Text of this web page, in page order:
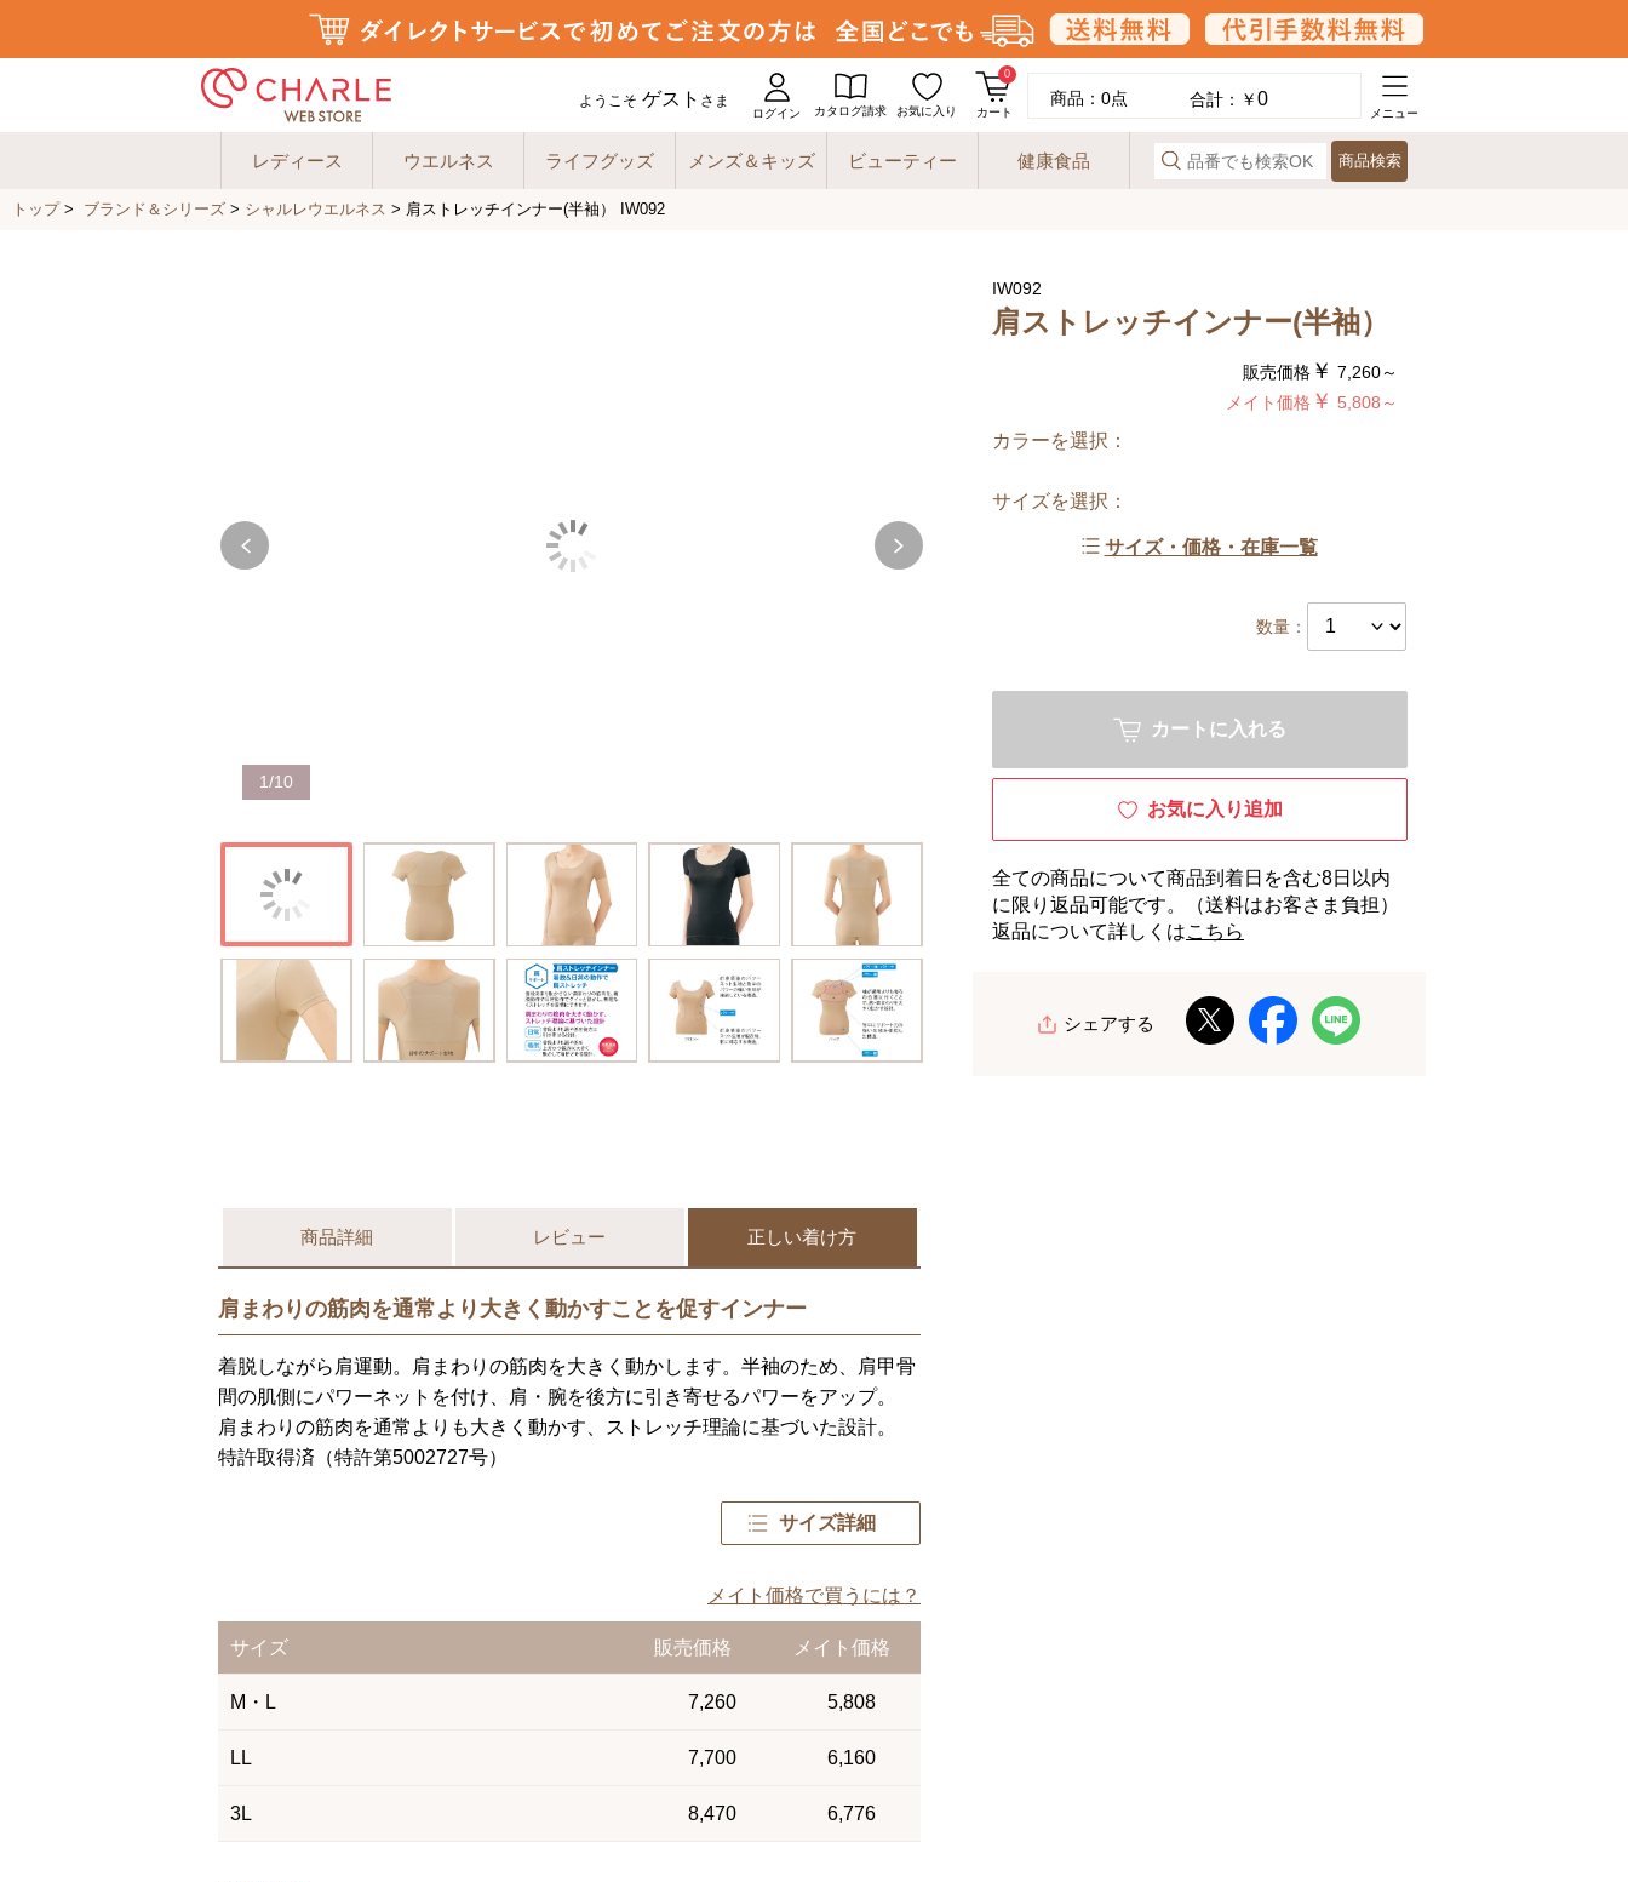
ようこそ ゲスト さま
ログイン カタログ請求 お気に入り
0
カート
商品： 0点 合計：￥0
メニュー
レディース ウエルネス ライフグッズ メンズ＆キッズ ビューティー 健康食品 商品検索
トップ> ブランド＆シリーズ > シャルレウエルネス > 肩ストレッチインナー(半袖） IW092
1/10
IW092
肩ストレッチインナー(半袖）
販売価格 ￥ 7,260～
メイト価格 ￥ 5,808～
カラーを選択：
サイズを選択：
サイズ・価格・在庫一覧
数量：
カートに入れる
お気に入り追加
全ての商品について商品到着日を含む8日以内
に限り返品可能です。（送料はお客さま負担）
返品について詳しくはこちら
シェアする
商品詳細 レビュー 正しい着け方
肩まわりの筋肉を通常より大きく動かすことを促すインナー
着脱しながら肩運動。肩まわりの筋肉を大きく動かします。半袖のため、肩甲骨
間の肌側にパワーネットを付け、肩・腕を後方に引き寄せるパワーをアップ。
肩まわりの筋肉を通常よりも大きく動かす、ストレッチ理論に基づいた設計。
特許取得済（特許第5002727号）
サイズ詳細
メイト価格で買うには？
サイズ 販売価格 メイト価格
M・L 7,260 5,808
LL 7,700 6,160
3L 8,470 6,776